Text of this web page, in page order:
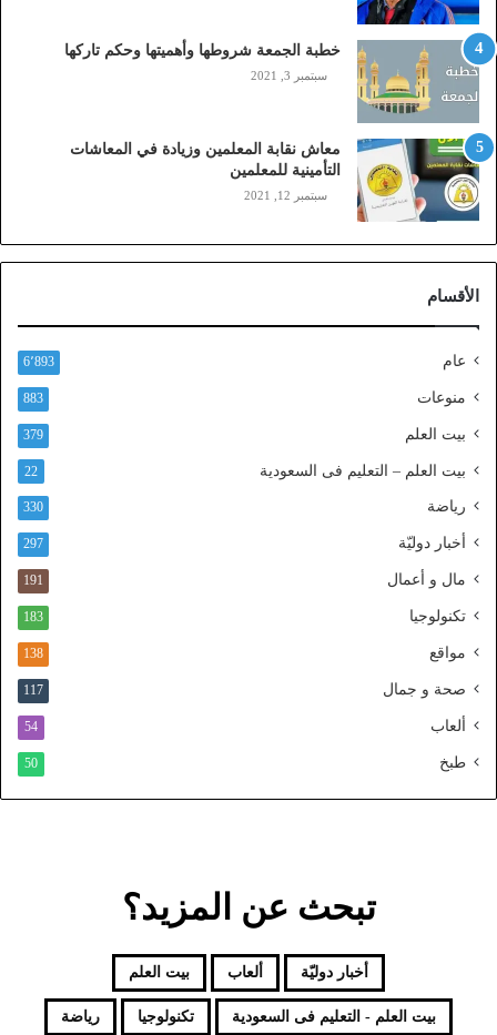
ا
ي
ل
ي
ز
ي
ن
)
ا
ل
ف
ا
ا
ط
ا
م
و
د
خطبة الجمعة شروطها وأهميتها وحكم تاركها
سبتمبر 3, 2021
معاش نقابة المعلمين وزيادة في المعاشات
التأمينية للمعلمين
سبتمبر 12, 2021
الأقسام
عام 6٬893
منوعات 883
بيت العلم 379
بيت العلم – التعليم فى السعودية 22
رياضة 330
أخبار دوليّة 297
مال و أعمال 191
تكنولوجيا 183
مواقع 138
صحة و جمال 117
ألعاب 54
طبخ 50
تبحث عن المزيد؟
أخبار دوليّة ألعاب بيت العلم
بيت العلم - التعليم فى السعودية تكنولوجيا رياضة